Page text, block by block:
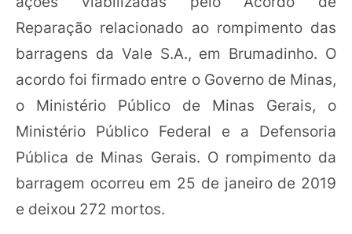
Reparação relacionado ao rompimento das
barragens da Vale S.A., em Brumadinho. O
acordo foi firmado entre o Governo de Minas,
o Ministério Público de Minas Gerais, o
Ministério Público Federal e a Defensoria
Pública de Minas Gerais. O rompimento da
barragem ocorreu em 25 de janeiro de 2019
e deixou 272 mortos.